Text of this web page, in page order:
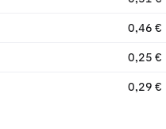
0,46 €
0,25 €
0,29 €